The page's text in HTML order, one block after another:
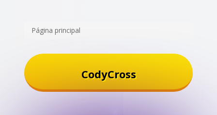
Página principal
CodyCross